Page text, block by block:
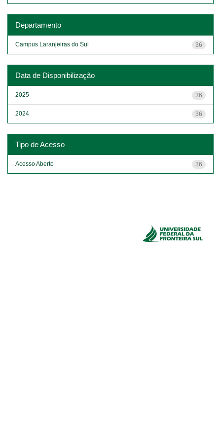
Departamento
36
Campus Laranjeiras do Sul
Data de Disponibilização
36
2025
36
2024
Tipo de Acesso
36
Acesso Aberto